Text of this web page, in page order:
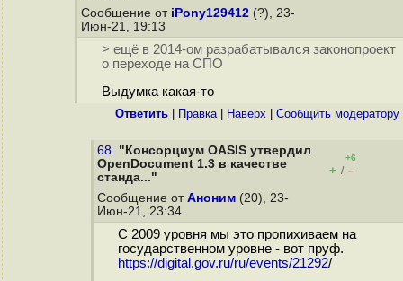
Сообщение от iPony129412 (?), 23-
Июн-21, 19:13
> ещё в 2014-ом разрабатывался законопроект
о переходе на СПО
Выдумка какая-то
Ответить Правка| Наверх Cообщить модератору
68. "Консорциум OASIS утвердил
OpenDocument 1.3 в качестве
станда..."
+6
+ / –
Сообщение от Аноним (20), 23-
Июн-21, 23:34
С 2009 уровня мы это пропихиваем на
государственном уровне - вот пруф.
https://digital.gov.ru/ru/events/21292/